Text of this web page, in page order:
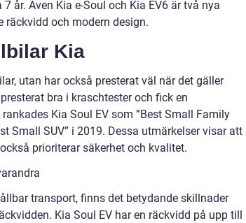
år. Även Kia e-Soul och Kia EV6 är två nya
och modern design.
Kia
utan har också presterat väl när det gäller
bra i kraschtester och fick en
Kia Soul EV som ”Best Small Family
Small SUV” i 2019. Dessa utmärkelser visar att
prioriterar säkerhet och kvalitet.
transport, finns det betydande skillnader
Kia Soul EV har en räckvidd på upp till